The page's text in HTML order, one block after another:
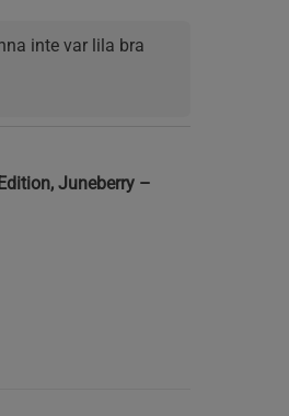
inte var lila bra
Juneberry –